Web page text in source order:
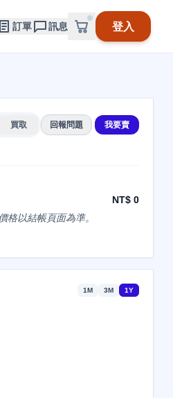
訂單 訊息 登入
買取 回報問題 我要賣
NT$ 0
格以結帳頁面為準。
1M 3M 1Y